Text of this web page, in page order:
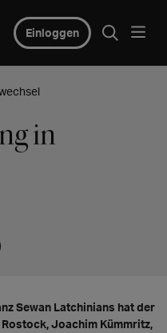
Einloggen
in
Sewan Latchinians hat der
Joachim Kümmritz,